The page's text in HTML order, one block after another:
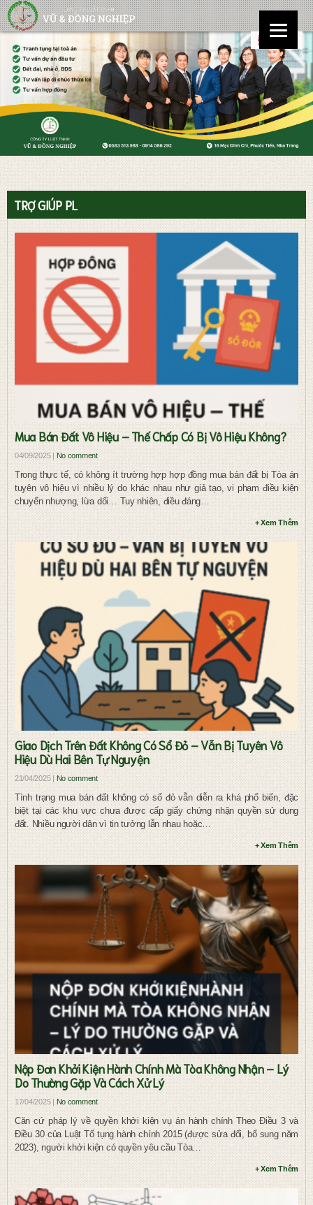
TRỢ GIÚP PL
Mua Bán Đất Vô Hiệu – Thế Chấp Có Bị Vô Hiệu Không?
04/09/2025 |No comment
Trong thực tế, có không ít trường hợp hợp đồng mua bán đất bị Tòa án
tuyên vô hiệu vì nhiều lý do khác nhau như giả tạo, vi phạm điều kiện
chuyển nhượng, lừa dối… Tuy nhiên, điều đáng…
+ Xem Thêm
Giao Dịch Trên Đất Không Có Sổ Đỏ – Vẫn Bị Tuyên Vô
Hiệu Dù Hai Bên Tự Nguyện
21/04/2025 |No comment
Tình trạng mua bán đất không có sổ đỏ vẫn diễn ra khá phổ biến, đặc
biệt tại các khu vực chưa được cấp giấy chứng nhận quyền sử dụng
đất. Nhiều người dân vì tin tưởng lẫn nhau hoặc…
+ Xem Thêm
Nộp Đơn Khởi Kiện Hành Chính Mà Tòa Không Nhận – Lý
Do Thường Gặp Và Cách Xử Lý
17/04/2025 |No comment
Căn cứ pháp lý về quyền khởi kiện vụ án hành chính Theo Điều 3 và
Điều 30 của Luật Tố tụng hành chính 2015 (được sửa đổi, bổ sung năm
2023), người khởi kiện có quyền yêu cầu Tòa…
+ Xem Thêm